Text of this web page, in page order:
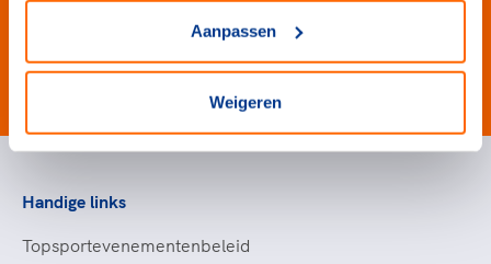
Aanpassen
Weigeren
#wewinnenveelmetsport
Handige links
Topsportevenementenbeleid